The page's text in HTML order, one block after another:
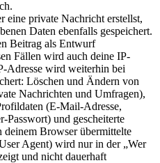
eine private Nachricht erstellst,
Daten ebenfalls gespeichert.
Beitrag als Entwurf
Fällen wird auch deine IP-
Adresse wird weiterhin bei
Löschen und Ändern von
Nachrichten und Umfragen),
(E-Mail-Adresse,
und gescheiterte
Browser übermittelte
Agent) wird nur in der „Wer
und nicht dauerhaft